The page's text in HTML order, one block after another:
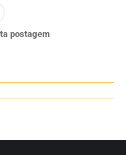
postagem